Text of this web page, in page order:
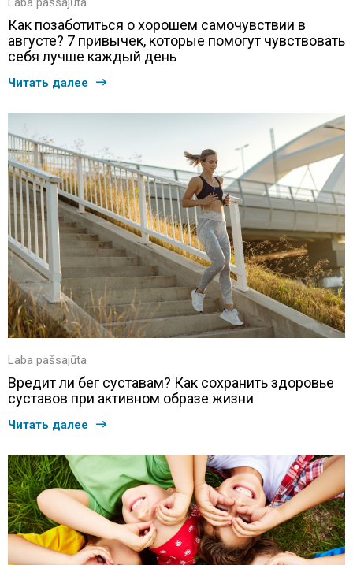
Как позаботиться о хорошем самочувствии в
августе? 7 привычек, которые помогут чувствовать
себя лучше каждый день
Читать далее
Laba pašsajūta
Вредит ли бег суставам? Как сохранить здоровье
суставов при активном образе жизни
Читать далее